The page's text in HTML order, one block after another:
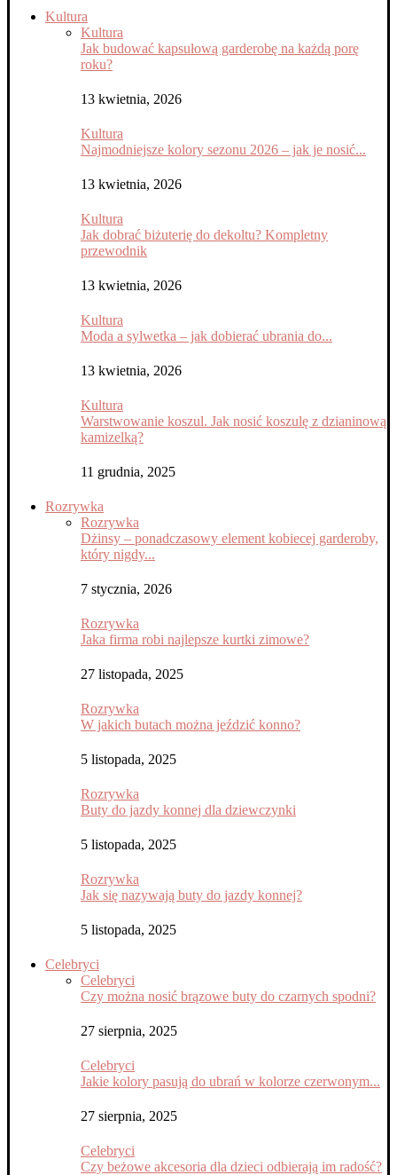
Kultura
Kultura
Jak budować kapsułową garderobę na każdą porę
roku?
13 kwietnia, 2026
Kultura
Najmodniejsze kolory sezonu 2026 – jak je nosić...
13 kwietnia, 2026
Kultura
Jak dobrać biżuterię do dekoltu? Kompletny
przewodnik
13 kwietnia, 2026
Kultura
Moda a sylwetka – jak dobierać ubrania do...
13 kwietnia, 2026
Kultura
Warstwowanie koszul. Jak nosić koszulę z dzianinową
kamizelką?
11 grudnia, 2025
Rozrywka
Rozrywka
Dżinsy – ponadczasowy element kobiecej garderoby,
który nigdy...
7 stycznia, 2026
Rozrywka
Jaka firma robi najlepsze kurtki zimowe?
27 listopada, 2025
Rozrywka
W jakich butach można jeździć konno?
5 listopada, 2025
Rozrywka
Buty do jazdy konnej dla dziewczynki
5 listopada, 2025
Rozrywka
Jak się nazywają buty do jazdy konnej?
5 listopada, 2025
Celebryci
Celebryci
Czy można nosić brązowe buty do czarnych spodni?
27 sierpnia, 2025
Celebryci
Jakie kolory pasują do ubrań w kolorze czerwonym...
27 sierpnia, 2025
Celebryci
Czy beżowe akcesoria dla dzieci odbierają im radość?